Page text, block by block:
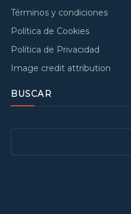
Términos y condiciones
Política de Cookies
Política de Privacidad
Image credit attribution
BUSCAR